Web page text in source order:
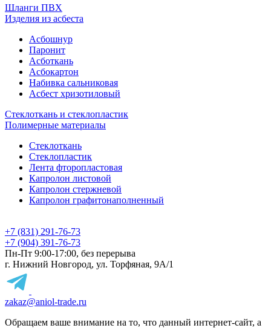
Шланги ПВХ
Изделия из асбеста
Асбошнур
Паронит
Асботкань
Асбокартон
Набивка сальниковая
Асбест хризотиловый
Стеклоткань и стеклопластик
Полимерные материалы
Стеклоткань
Стеклопластик
Лента фторопластовая
Капролон листовой
Капролон стержневой
Капролон графитонаполненный
+7 (831) 291-76-73
+7 (904) 391-76-73
Пн-Пт 9:00-17:00, без перерыва
г. Нижний Новгород, ул. Торфяная, 9А/1
zakaz@aniol-trade.ru
Обращаем ваше внимание на то, что данный интернет-сайт, а